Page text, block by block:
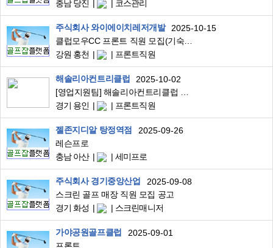
충남 당진 코스관리
주식회사 와이에이치레저개발
2025-10-15
강원 홍천
프론트직원
해솔리아컨트리클럽
2025-10-02
경기 용인
프론트직원
젤존지디알 탕정역점
2025-09-26
레슨프로
충남 아산
세미프로
주식회사 경기중앙산업
2025-09-08
스크린 골프 매장 직원 모집 공고
경기 화성
스크린매니저
가야공원골프클럽
2025-09-01
프론트